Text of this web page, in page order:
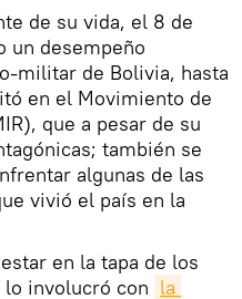
de su vida, el 8 de
un desempeño
militar de Bolivia, hasta
en el Movimiento de
que a pesar de su
también se
algunas de las
vivió el país en la
en la tapa de los
involucró con la